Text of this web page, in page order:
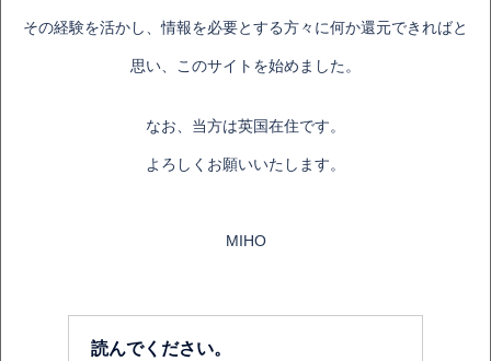
その経験を活かし、情報を必要とする方々に何か還元できればと
思い、このサイトを始めました。
なお、当方は英国在住です。
よろしくお願いいたします。
MIHO
読んでください。